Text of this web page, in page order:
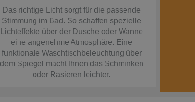
Das richtige Licht sorgt für die passende
Stimmung im Bad. So schaffen spezielle
Lichteffekte über der Dusche oder Wanne
eine angenehme Atmosphäre. Eine
funktionale Waschtischbeleuchtung über
dem Spiegel macht Ihnen das Schminken
oder Rasieren leichter.